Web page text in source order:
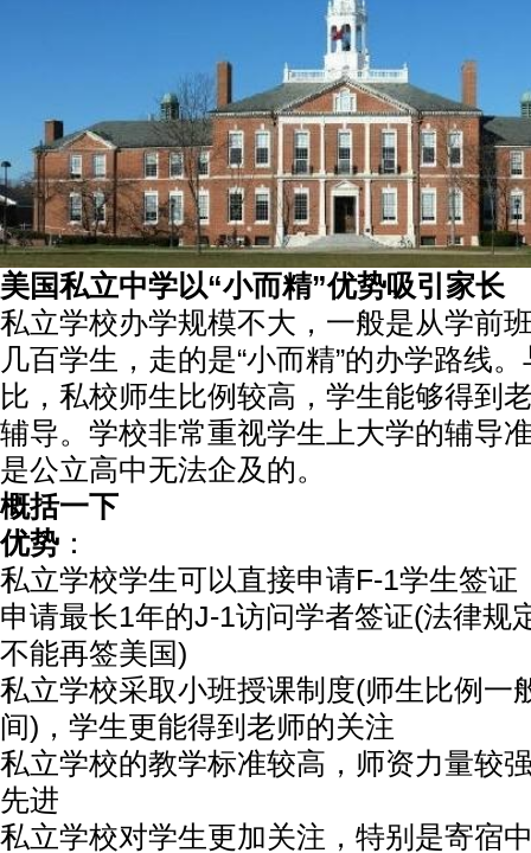
美国私立中学以“小而精”优势吸引家长
私立学校办学规模不大，一般是从学前
几百学生，走的是“小而精”的办学路线
比，私校师生比例较高，学生能够得到
辅导。学校非常重视学生上大学的辅导
是公立高中无法企及的。
概括一下
优势 ：
私立学校学生可以直接申请F-1学生签证
申请最长1年的J-1访问学者签证(法律规
不能再签美国)
私立学校采取小班授课制度(师生比例一
间)，学生更能得到老师的关注
私立学校的教学标准较高，师资力量较
先进
私立学校对学生更加关注，特别是寄宿